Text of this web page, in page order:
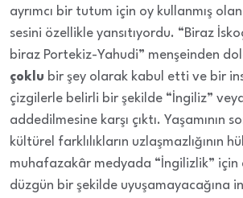
ayrımcı bir tutum için oy kullanmış
sesini özellikle yansıtıyordu. “Biraz
biraz Portekiz-Yahudi” menşeinden
çoklu bir şey olarak kabul etti ve bir
çizgilerle belirli bir şekilde “İngiliz”
addedilmesine karşı çıktı. Yaşamının
kültürel farklılıkların uzlaşmazlığının
muhafazakâr medyada “İngilizlik”
düzgün bir şekilde uyuşamayacağına